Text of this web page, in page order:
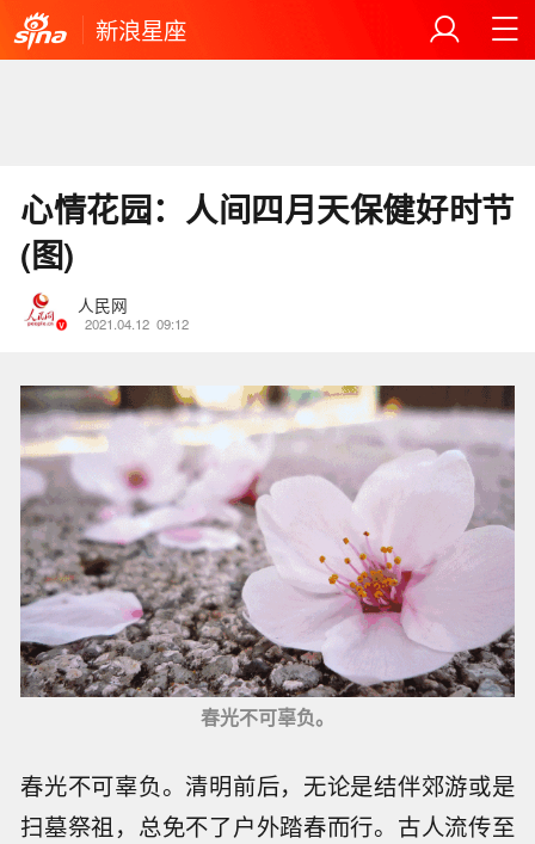
新浪星座
心情花园：人间四月天保健好时节
(图)
人民网
2021.04.12 09:12
春光不可辜负。
春光不可辜负。清明前后，无论是结伴郊游或是
扫墓祭祖，总免不了户外踏春而行。古人流传至